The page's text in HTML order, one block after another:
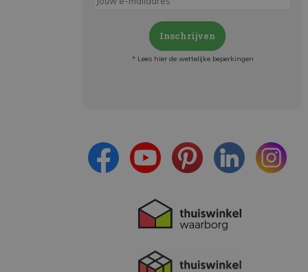
Inschrijven
* Lees hier de wettelijke beperkingen